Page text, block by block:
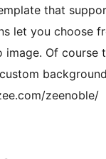
that
let you choose
Of course
zeenoble/